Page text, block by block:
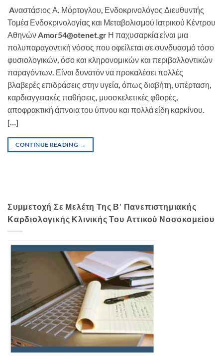
Aναστάσιος Α. Μόρτογλου, Ενδοκρινολόγος Διευθυντής
Τομέα Ενδοκρινολογίας και Μεταβολισμού Ιατρικού Κέντρου
Αθηνών Amor54@otenet.gr Η παχυσαρκία είναι μια
πολυπαραγοντική νόσος που οφείλεται σε συνδυασμό τόσο
φυσιολογικών, όσο και κληρονομικών και περιβαλλοντικών
παραγόντων. Είναι δυνατόν να προκαλέσει πολλές
βλαβερές επιδράσεις στην υγεία, όπως διαβήτη, υπέρταση,
καρδιαγγειακές παθήσεις, μυοσκελετικές φθορές,
αποφρακτική άπνοια του ύπνου και πολλά είδη καρκίνου.
[…]
CONTINUE READING →
Συμμετοχή Σε Μελέτη Της Β’ Πανεπιστημιακής
Καρδιολογικής Κλινικής Του Αττικού Νοσοκομείου